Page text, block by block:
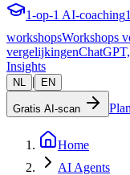
1-op-1 AI-coaching
workshopsWorkshops
vergelijkingen
Insights
NL | EN
Gratis AI-scan
Home
AI Agents